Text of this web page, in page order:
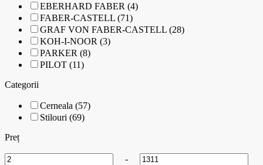
EBERHARD FABER (4)
FABER-CASTELL (71)
GRAF VON FABER-CASTELL (28)
KOH-I-NOOR (3)
PARKER (8)
PILOT (11)
Categorii
Cerneala (57)
Stilouri (69)
Preț
-